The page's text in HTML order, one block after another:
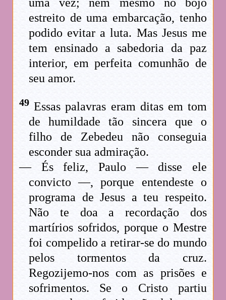
uma vez; nem mesmo no bojo
estreito de uma embarcação, tenho
podido evitar a luta. Mas Jesus me
tem ensinado a sabedoria da paz
interior, em perfeita comunhão de
seu amor.
49 Essas palavras eram ditas em tom
de humildade tão sincera que o
filho de Zebedeu não conseguia
esconder sua admiração.
— És feliz, Paulo — disse ele
convicto —, porque entendeste o
programa de Jesus a teu respeito.
Não te doa a recordação dos
martírios sofridos, porque o Mestre
foi compelido a retirar-se do mundo
pelos tormentos da cruz.
Regozijemo-nos com as prisões e
sofrimentos. Se o Cristo partiu